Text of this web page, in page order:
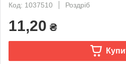
Код: 1037510
Роздріб
11,20 ₴